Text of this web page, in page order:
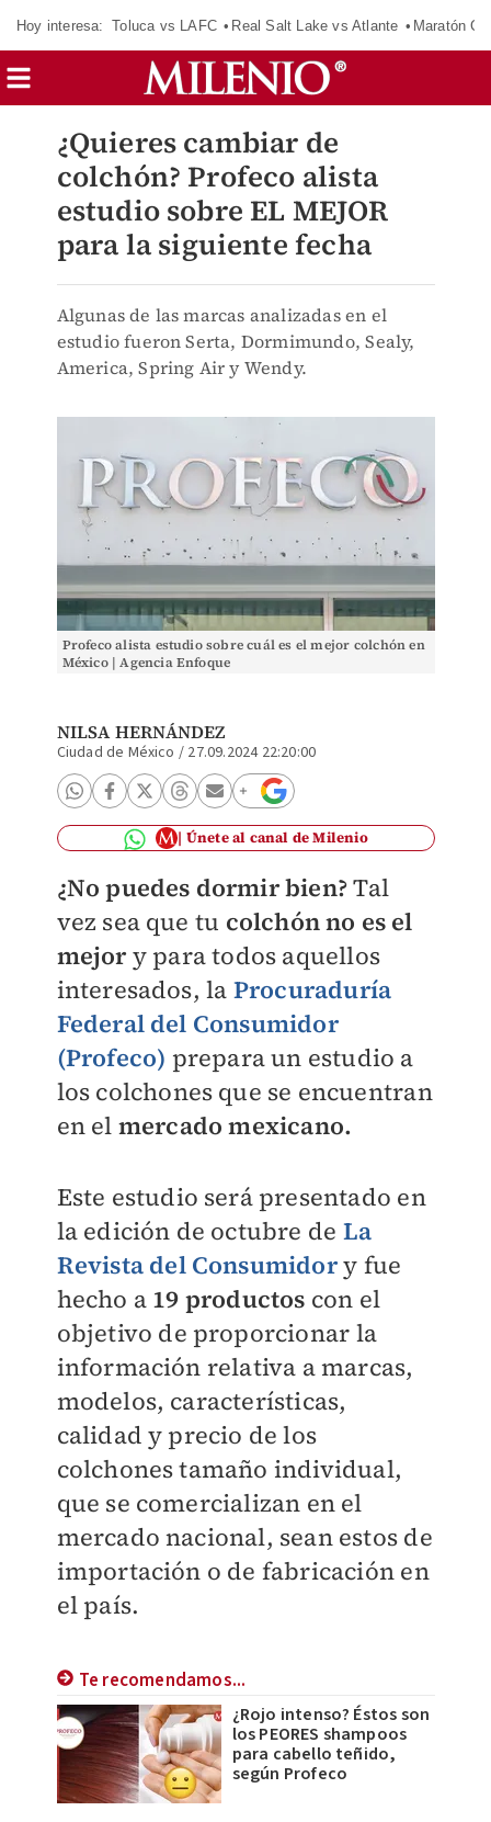
Hoy interesa: Toluca vs LAFC Real Salt Lake vs Atlante Maratón
¿Quieres cambiar de
colchón? Profeco alista
estudio sobre EL MEJOR
para la siguiente fecha
Algunas de las marcas analizadas en el
estudio fueron Serta, Dormimundo, Sealy,
America, Spring Air y Wendy.
Profeco alista estudio sobre cuál es el mejor colchón en
México | Agencia Enfoque
NILSA HERNÁNDEZ
Ciudad de México / 27.09.2024 22:20:00
Únete al canal de Milenio
¿No puedes dormir bien?Tal
vez sea que tu colchón no es el
mejory para todos aquellos
interesados, la Procuraduría
Federal del Consumidor
(Profeco) prepara un estudio a
los colchones que se encuentran
en el mercado mexicano.
Este estudio será presentado en
la edición de octubre de La
Revista del Consumidory fue
hecho a 19 productos con el
objetivo de proporcionar la
información relativa a marcas,
modelos, características,
calidad y precio de los
colchones tamaño individual,
que se comercializan en el
mercado nacional, sean estos de
importación o de fabricación en
el país.
Te recomendamos...
¿Rojo intenso? Éstos son
los PEORES shampoos
para cabello teñido,
según Profeco